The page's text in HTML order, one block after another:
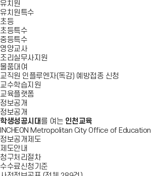
유치원
유치원특수
초등
초등특수
중등특수
영양교사
조리실무사지원
물품대여
교직원 인플루엔자(독감) 예방접종 신청
교수학습지원
교육플랫폼
정보공개
정보공개
학생성공시대 를 여는 인천교육
INCHEON Metropolitan City Office of Education
정보공개제도
제도안내
청구처리절차
수수료신청기준